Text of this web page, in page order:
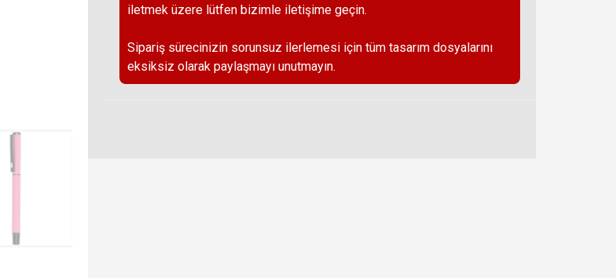
iletmek üzere lütfen bizimle iletişime geçin.
Sipariş sürecinizin sorunsuz ilerlemesi için tüm tasarım dosyalarını
eksiksiz olarak paylaşmayı unutmayın.